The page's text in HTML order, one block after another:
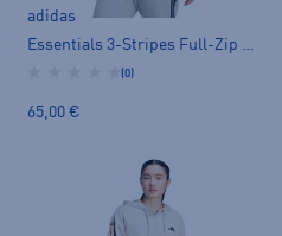
adidas
Essentials 3-Stripes Full-Zip Fleece Hoodie (Plus Size) - huppari
(0)
65,00 €